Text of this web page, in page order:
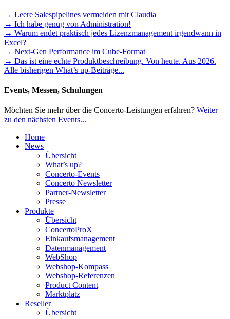
→ Leere Salespipelines vermeiden mit Claudia
→ Ich habe genug von Administration!
→ Warum endet praktisch jedes Lizenzmanagement irgendwann in
Excel?
→ Next-Gen Performance im Cube-Format
→ Das ist eine echte Produktbeschreibung. Von heute. Aus 2026.
Alle bisherigen What’s up-Beiträge...
Events, Messen, Schulungen
Möchten Sie mehr über die Concerto-Leistungen erfahren? Weiter
zu den nächsten Events...
Home
News
Übersicht
What’s up?
Concerto-Events
Concerto Newsletter
Partner-Newsletter
Presse
Produkte
Übersicht
ConcertoProX
Einkaufsmanagement
Datenmanagement
WebShop
Webshop-Kompass
Webshop-Referenzen
Product Content
Marktplatz
Reseller
Übersicht